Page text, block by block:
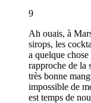
9
Ah ouais, à
sirops, les
a quelque
rapproche de la
très bonne
impossible de
est temps de